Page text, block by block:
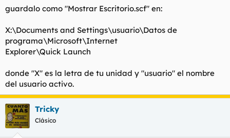
guardalo como "Mostrar Escritorio.scf" en:
X:\Documents and Settings\usuario\Datos de
programa\Microsoft\Internet
Explorer\Quick Launch
donde "X" es la letra de tu unidad y "usuario" el nombre
del usuario activo.
Tricky
Clásico